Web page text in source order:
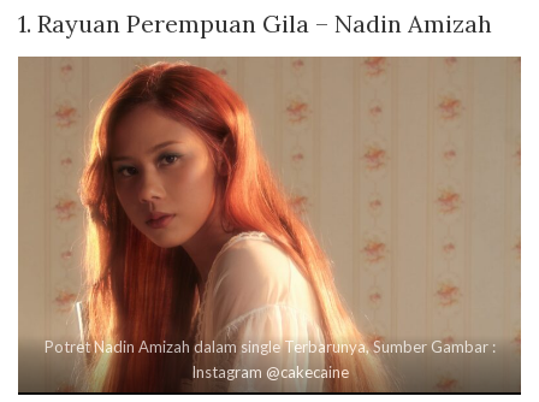
1. Rayuan Perempuan Gila – Nadin Amizah
Potret Nadin Amizah dalam single Terbarunya, Sumber Gambar :
Instagram @cakecaine